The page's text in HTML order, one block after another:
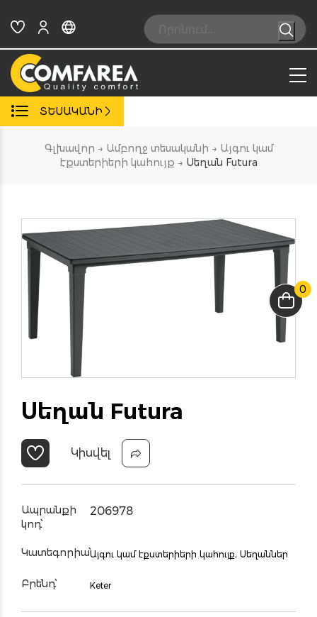
content
Search:
0
ՏԵՍԱԿԱՆԻ
Գլխավոր → Ամբողջ տեսականի → Այգու կամ
էքստերիերի կահույք → Սեղան Futura
Սեղան Futura
Կիսվել
Ապրանքի
կոդ՝
206978
Կատեգորիա՝Այգու կամ էքստերիերի կահույք, Սեղաններ
Բրենդ՝ Keter